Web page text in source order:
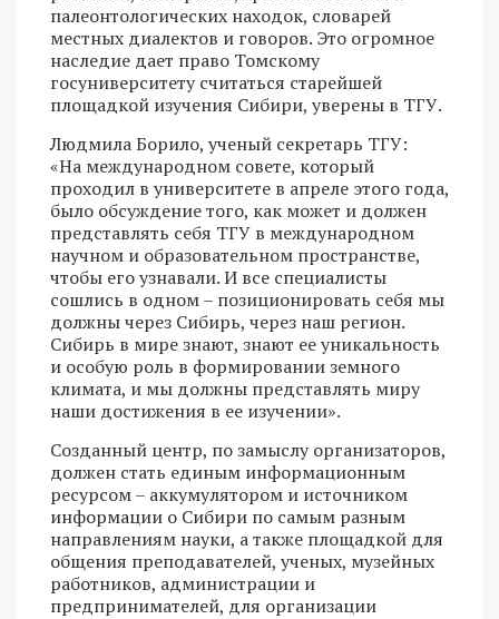
палеонтологических находок, словарей
местных диалектов и говоров. Это огромное
наследие дает право Томскому
госуниверситету считаться старейшей
площадкой изучения Сибири, уверены в ТГУ.
Людмила Борило, ученый секретарь ТГУ:
«На международном совете, который
проходил в университете в апреле этого года,
было обсуждение того, как может и должен
представлять себя ТГУ в международном
научном и образовательном пространстве,
чтобы его узнавали. И все специалисты
сошлись в одном – позиционировать себя мы
должны через Сибирь, через наш регион.
Сибирь в мире знают, знают ее уникальность
и особую роль в формировании земного
климата, и мы должны представлять миру
наши достижения в ее изучении».
Созданный центр, по замыслу организаторов,
должен стать единым информационным
ресурсом – аккумулятором и источником
информации о Сибири по самым разным
направлениям науки, а также площадкой для
общения преподавателей, ученых, музейных
работников, администрации и
предпринимателей, для организации